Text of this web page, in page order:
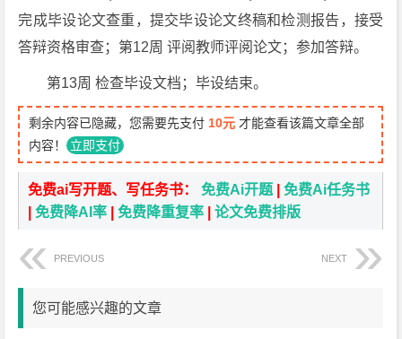
完成毕设论文查重，提交毕设论文终稿和检测报告，接受
答辩资格审查；第12周 评阅教师评阅论文；参加答辩。
第13周 检查毕设文档；毕设结束。
剩余内容已隐藏，您需要先支付 10元 才能查看该篇文章全部
内容！ 立即支付
免费ai写开题、写任务书：免费Ai开题 |免费Ai任务书
|免费降AI率 |免费降重复率 |论文免费排版
PREVIOUS NEXT
您可能感兴趣的文章